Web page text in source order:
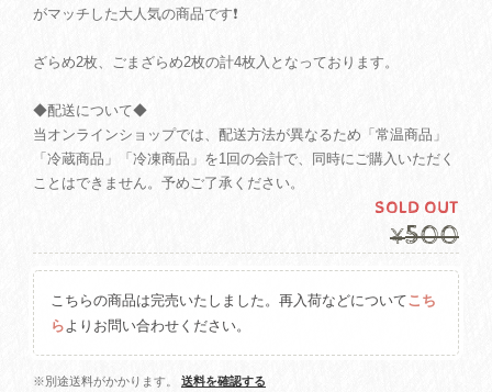
がマッチした大人気の商品です❗
ざらめ2枚、ごまざらめ2枚の計4枚入となっております。
◆配送について◆
当オンラインショップでは、配送方法が異なるため「常温商品」
「冷蔵商品」「冷凍商品」を1回の会計で、同時にご購入いただく
ことはできません。予めご了承ください。
SOLD OUT
¥500
こちらの商品は完売いたしました。再入荷などについてこち
らよりお問い合わせください。
※別途送料がかかります。 送料を確認する